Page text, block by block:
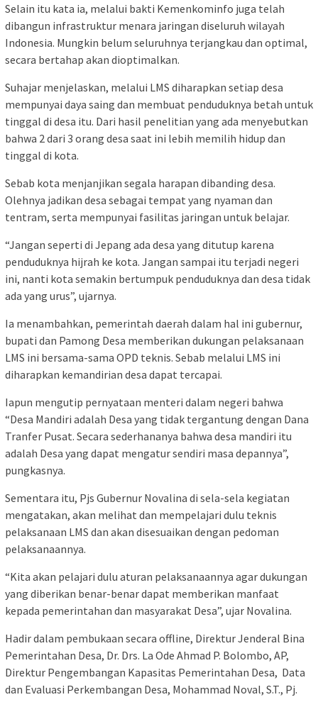
Selain itu kata ia, melalui bakti Kemenkominfo juga telah
dibangun infrastruktur menara jaringan diseluruh wilayah
Indonesia. Mungkin belum seluruhnya terjangkau dan optimal,
secara bertahap akan dioptimalkan.
Suhajar menjelaskan, melalui LMS diharapkan setiap desa
mempunyai daya saing dan membuat penduduknya betah untuk
tinggal di desa itu. Dari hasil penelitian yang ada menyebutkan
bahwa 2 dari 3 orang desa saat ini lebih memilih hidup dan
tinggal di kota.
Sebab kota menjanjikan segala harapan dibanding desa.
Olehnya jadikan desa sebagai tempat yang nyaman dan
tentram, serta mempunyai fasilitas jaringan untuk belajar.
“Jangan seperti di Jepang ada desa yang ditutup karena
penduduknya hijrah ke kota. Jangan sampai itu terjadi negeri
ini, nanti kota semakin bertumpuk penduduknya dan desa tidak
ada yang urus”, ujarnya.
Ia menambahkan, pemerintah daerah dalam hal ini gubernur,
bupati dan Pamong Desa memberikan dukungan pelaksanaan
LMS ini bersama-sama OPD teknis. Sebab melalui LMS ini
diharapkan kemandirian desa dapat tercapai.
Iapun mengutip pernyataan menteri dalam negeri bahwa
“Desa Mandiri adalah Desa yang tidak tergantung dengan Dana
Tranfer Pusat. Secara sederhananya bahwa desa mandiri itu
adalah Desa yang dapat mengatur sendiri masa depannya”,
pungkasnya.
Sementara itu, Pjs Gubernur Novalina di sela-sela kegiatan
mengatakan, akan melihat dan mempelajari dulu teknis
pelaksanaan LMS dan akan disesuaikan dengan pedoman
pelaksanaannya.
“Kita akan pelajari dulu aturan pelaksanaannya agar dukungan
yang diberikan benar-benar dapat memberikan manfaat
kepada pemerintahan dan masyarakat Desa”, ujar Novalina.
Hadir dalam pembukaan secara offline, Direktur Jenderal Bina
Pemerintahan Desa, Dr. Drs. La Ode Ahmad P. Bolombo, AP,
Direktur Pengembangan Kapasitas Pemerintahan Desa, Data
dan Evaluasi Perkembangan Desa, Mohammad Noval, S.T., Pj.